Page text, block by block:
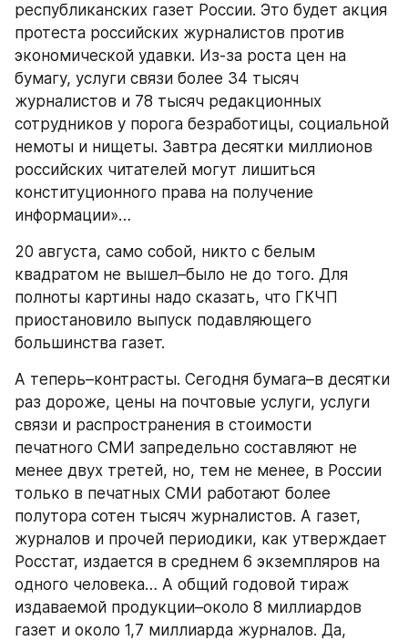
республиканских газет России. Это будет акция
протеста российских журналистов против
экономической удавки. Из-за роста цен на
бумагу, услуги связи более 34 тысяч
журналистов и 78 тысяч редакционных
сотрудников у порога безработицы, социальной
немоты и нищеты. Завтра десятки миллионов
российских читателей могут лишиться
конституционного права на получение
информации»…
20 августа, само собой, никто с белым
квадратом не вышел–было не до того. Для
полноты картины надо сказать, что ГКЧП
приостановило выпуск подавляющего
большинства газет.
А теперь–контрасты. Сегодня бумага–в десятки
раз дороже, цены на почтовые услуги, услуги
связи и распространения в стоимости
печатного СМИ запредельно составляют не
менее двух третей, но, тем не менее, в России
только в печатных СМИ работают более
полутора сотен тысяч журналистов. А газет,
журналов и прочей периодики, как утверждает
Росстат, издается в среднем 6 экземпляров на
одного человека… А общий годовой тираж
издаваемой продукции–около 8 миллиардов
газет и около 1,7 миллиарда журналов. Да,